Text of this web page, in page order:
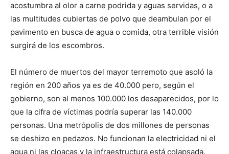
acostumbra al olor a carne podrida y aguas servidas, o a
las multitudes cubiertas de polvo que deambulan por el
pavimento en busca de agua o comida, otra terrible visión
surgirá de los escombros.
El número de muertos del mayor terremoto que asoló la
región en 200 años ya es de 40.000 pero, según el
gobierno, son al menos 100.000 los desaparecidos, por lo
que la cifra de víctimas podría superar las 140.000
personas. Una metrópolis de dos millones de personas
se deshizo en pedazos. No funcionan la electricidad ni el
agua ni las cloacas y la infraestructura está colapsada.